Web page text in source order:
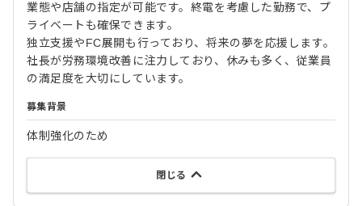
業態や店舗の指定が可能です。終電を考慮した勤務で、プ
ライベートも確保できます。
独立支援やFC展開も行っており、将来の夢を応援します。
社長が労務環境改善に注力しており、休みも多く、従業員
の満足度を大切にしています。
募集背景
体制強化のため
閉じる